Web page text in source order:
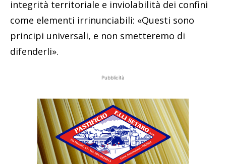
integrità territoriale e inviolabilità dei confini
come elementi irrinunciabili: «Questi sono
principi universali, e non smetteremo di
difenderli».
Pubblicità